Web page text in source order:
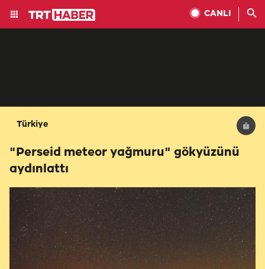
CANLI
Türkiye
"Perseid meteor yağmuru" gökyüzünü
aydınlattı